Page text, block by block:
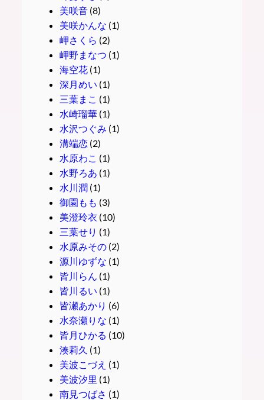
美咲音(8)
美咲かんな (1)
岬さくら (2)
岬野まなつ (1)
海空花(1)
深月めい (1)
三葉まこ (1)
水崎瑠華(1)
水沢つぐみ (1)
溝端恋(2)
水原わこ (1)
水野ろあ (1)
水川潤(1)
御園もも (3)
美澄玲衣 (10)
三葉せり (1)
水原みその(2)
源川ゆずな (1)
皆川らん (1)
皆川るい (1)
皆瀬あかり (6)
水奈瀬りな (1)
皆月ひかる (10)
湊莉久 (1)
美波こづえ (1)
美波汐里 (1)
南見つばさ (1)